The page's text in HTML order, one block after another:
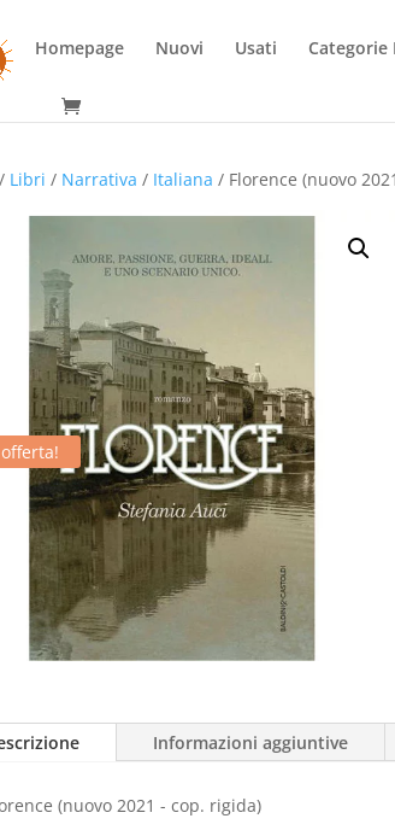
Homepage Nuovi Usati Categorie
/ Libri / Narrativa / Italiana / Florence (nuovo
Informazioni aggiuntive
(nuovo 2021 - cop. rigida)